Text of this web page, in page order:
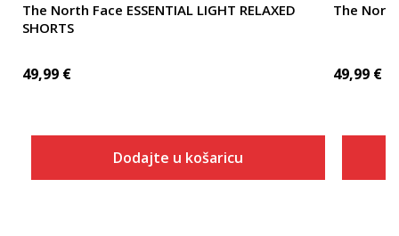
The North Face ESSENTIAL LIGHT RELAXED
SHORTS
49,99 €
Dodajte u košaricu
The
49,99 €